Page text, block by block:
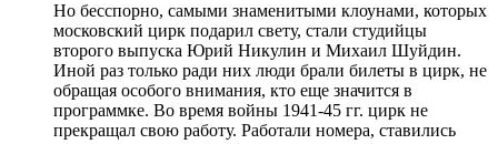
Но бесспорно, самыми знаменитыми клоунами, которых
московский цирк подарил свету, стали студийцы
второго выпуска Юрий Никулин и Михаил Шуйдин.
Иной раз только ради них люди брали билеты в цирк, не
обращая особого внимания, кто еще значится в
программке. Во время войны 1941-45 гг. цирк не
прекращал свою работу. Работали номера, ставились